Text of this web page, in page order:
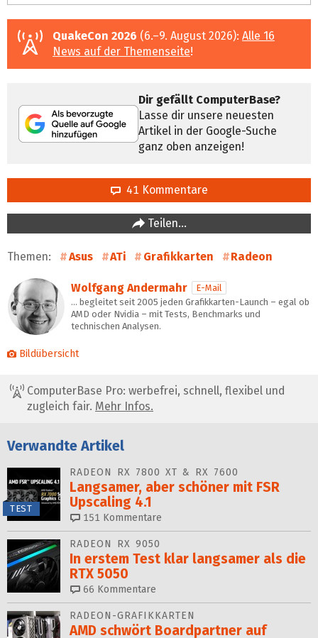
QuakeCon 2026 (6.–9. August 2026): Alle 16
News auf der Themenseite!
Dir gefällt ComputerBase?
Lasse dir unsere neuesten
Artikel in der Google-Suche
ganz oben anzeigen!
41 Kommentare
Teilen…
Themen: Asus ATi Grafikkarten Radeon
Wolfgang Andermahr
E-Mail
… begleitet seit 2005 jeden Grafikkarten-Launch – egal ob
AMD oder Nvidia – mit Tests, Benchmarks und
technischen Analysen.
Bildübersicht
ComputerBase Pro: werbefrei, schnell, flexibel und
zugleich fair. Mehr Infos.
Verwandte Artikel
TEST
RADEON RX 7800 XT & RX 7600
Langsamer, aber schöner mit FSR
Upscaling 4.1
151 Kommentare
RADEON RX 9050
In erstem Test klar langsamer als die
RTX 5050
66 Kommentare
RADEON-GRAFIKKARTEN
AMD schwört Boardpartner auf